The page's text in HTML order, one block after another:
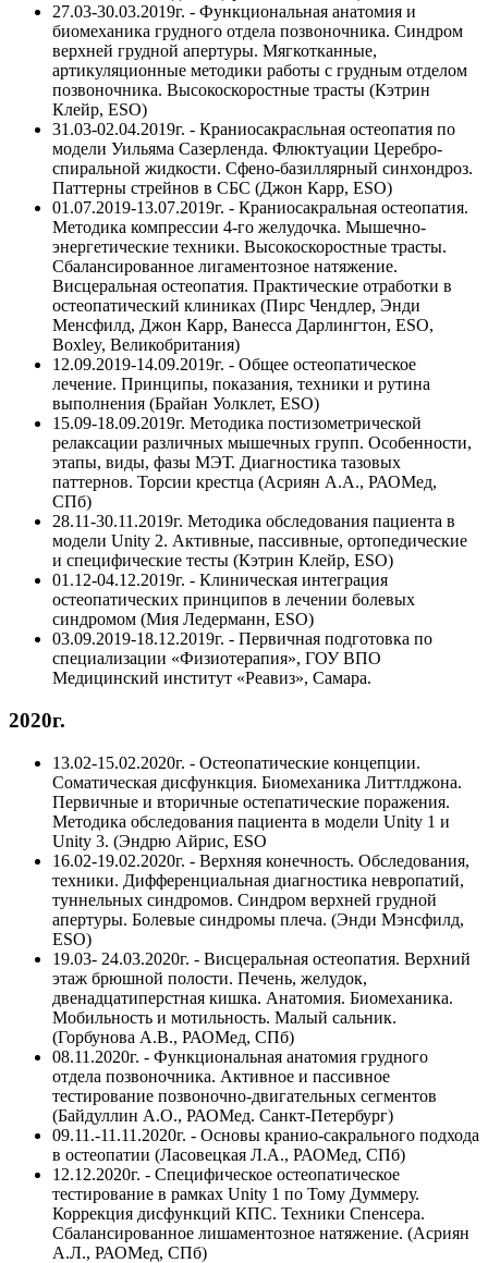
27.03-30.03.2019г. - Функциональная анатомия и
биомеханика грудного отдела позвоночника. Синдром
верхней грудной апертуры. Мягкотканные,
артикуляционные методики работы с грудным отделом
позвоночника. Высокоскоростные трасты (Кэтрин
Клейр, ESO)
31.03-02.04.2019г. - Краниосакрасльная остеопатия по
модели Уильяма Сазерленда. Флюктуации Церебро-
спиральной жидкости. Сфено-базиллярный синхондроз.
Паттерны стрейнов в СБС (Джон Карр, ESO)
01.07.2019-13.07.2019г. - Краниосакральная остеопатия.
Методика компрессии 4-го желудочка. Мышечно-
энергетические техники. Высокоскоростные трасты.
Сбалансированное лигаментозное натяжение.
Висцеральная остеопатия. Практические отработки в
остеопатический клиниках (Пирс Чендлер, Энди
Менсфилд, Джон Карр, Ванесса Дарлингтон, ESO,
Boxley, Великобритания)
12.09.2019-14.09.2019г. - Общее остеопатическое
лечение. Принципы, показания, техники и рутина
выполнения (Брайан Уолклет, ESO)
15.09-18.09.2019г. Методика постизометрической
релаксации различных мышечных групп. Особенности,
этапы, виды, фазы МЭТ. Диагностика тазовых
паттернов. Торсии крестца (Асриян А.А., РАОМед,
СПб)
28.11-30.11.2019г. Методика обследования пациента в
модели Unity 2. Активные, пассивные, ортопедические
и специфические тесты (Кэтрин Клейр, ESO)
01.12-04.12.2019г. - Клиническая интеграция
остеопатических принципов в лечении болевых
синдромом (Мия Ледерманн, ESO)
03.09.2019-18.12.2019г. - Первичная подготовка по
специализации «Физиотерапия», ГОУ ВПО
Медицинский институт «Реавиз», Самара.
2020г.
13.02-15.02.2020г. - Остеопатические концепции.
Соматическая дисфункция. Биомеханика Литтлджона.
Первичные и вторичные остепатические поражения.
Методика обследования пациента в модели Unity 1 и
Unity 3. (Эндрю Айрис, ESO
16.02-19.02.2020г. - Верхняя конечность. Обследования,
техники. Дифференциальная диагностика невропатий,
туннельных синдромов. Синдром верхней грудной
апертуры. Болевые синдромы плеча. (Энди Мэнсфилд,
ESO)
19.03- 24.03.2020г. - Висцеральная остеопатия. Верхний
этаж брюшной полости. Печень, желудок,
двенадцатиперстная кишка. Анатомия. Биомеханика.
Мобильность и мотильность. Малый сальник.
(Горбунова А.В., РАОМед, СПб)
08.11.2020г. - Функциональная анатомия грудного
отдела позвоночника. Активное и пассивное
тестирование позвоночно-двигательных сегментов
(Байдуллин А.О., РАОМед. Санкт-Петербург)
09.11.-11.11.2020г. - Основы кранио-сакрального подхода
в остеопатии (Ласовецкая Л.А., РАОМед, СПб)
12.12.2020г. - Специфическое остеопатическое
тестирование в рамках Unity 1 по Тому Думмеру.
Коррекция дисфункций КПС. Техники Спенсера.
Сбалансированное лишаментозное натяжение. (Асриян
А.Л., РАОМед, СПб)